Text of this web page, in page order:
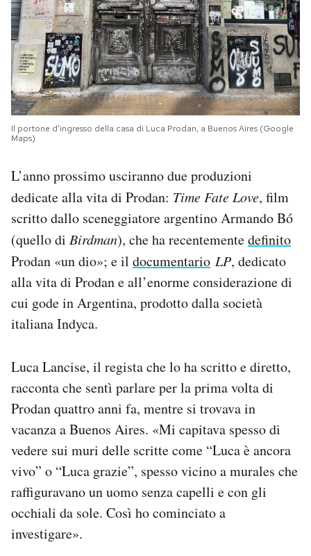
Il portone d’ingresso della casa di Luca Prodan, a Buenos Aires (Google
Maps)
L’anno prossimo usciranno due produzioni
dedicate alla vita di Prodan: Time FateLove, film
scritto dallo sceneggiatore argentino Armando Bó
(quello di Birdman), che ha recentementedefinito
Prodan «un dio»; e il documentario LP, dedicato
alla vita di Prodan e all’enorme considerazione di
cui gode in Argentina, prodotto dalla società
italiana Indyca.
Luca Lancise, il regista che lo ha scritto e diretto,
racconta che sentì parlare per la prima volta di
Prodan quattro anni fa, mentre si trovava in
vacanza a Buenos Aires. «Mi capitava spesso di
vedere sui muri delle scritte come “Luca è ancora
vivo” o “Luca grazie”, spesso vicino a murales che
raffiguravano un uomo senza capelli e con gli
occhiali da sole. Così ho cominciato a
investigare».